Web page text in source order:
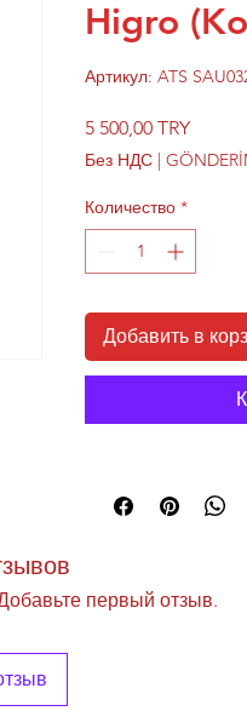
Higro
Артикул: ATS
5 500,00 TRYЦена
Без НДС |
Количество *
Добавить в
первый отзыв.